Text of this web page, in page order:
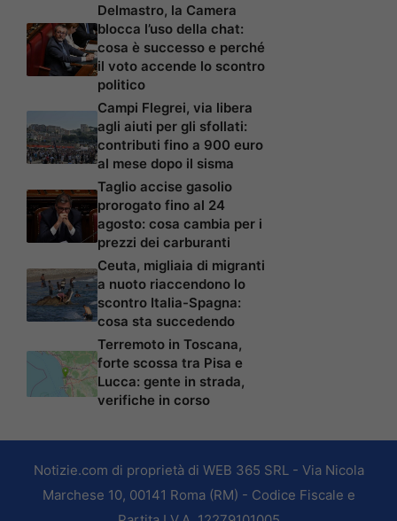
Delmastro, la Camera
blocca l’uso della chat:
cosa è successo e perché
il voto accende lo scontro
politico
Campi Flegrei, via libera
agli aiuti per gli sfollati:
contributi fino a 900 euro
al mese dopo il sisma
Taglio accise gasolio
prorogato fino al 24
agosto: cosa cambia per i
prezzi dei carburanti
Ceuta, migliaia di migranti
a nuoto riaccendono lo
scontro Italia-Spagna:
cosa sta succedendo
Terremoto in Toscana,
forte scossa tra Pisa e
Lucca: gente in strada,
verifiche in corso
Notizie.com di proprietà di WEB 365 SRL - Via Nicola
Marchese 10, 00141 Roma (RM) - Codice Fiscale e